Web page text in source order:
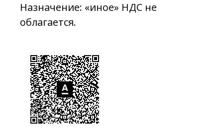
Назначение: «иное» НДС не
облагается.